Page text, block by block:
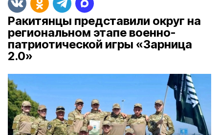
Ракитянцы представили округ на
региональном этапе военно-
патриотической игры «Зарница
2.0»